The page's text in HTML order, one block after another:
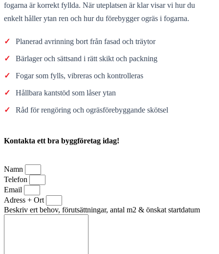
fogarna är korrekt fyllda. När uteplatsen är klar visar vi hur du
enkelt håller ytan ren och hur du förebygger ogräs i fogarna.
✓ Planerad avrinning bort från fasad och träytor
✓ Bärlager och sättsand i rätt skikt och packning
✓ Fogar som fylls, vibreras och kontrolleras
✓ Hållbara kantstöd som låser ytan
✓ Råd för rengöring och ogräsförebyggande skötsel
Kontakta ett bra byggföretag idag!
Namn
Telefon
Email
Adress + Ort
Beskriv ert behov, förutsättningar, antal m2 & önskat startdatum